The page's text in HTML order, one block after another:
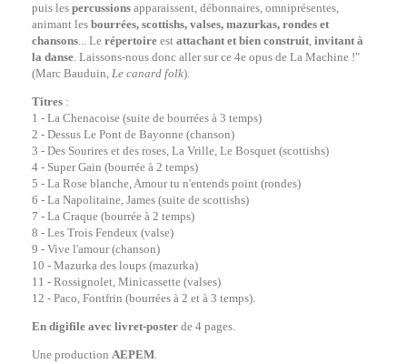
puis les percussions apparaissent, débonnaires, omniprésentes,
animant les bourrées, scottishs, valses, mazurkas, rondes et
chansons... Le répertoire est attachant et bien construit, invitant à
la danse. Laissons-nous donc aller sur ce 4e opus de La Machine !"
(Marc Bauduin, Le canard folk).
Titres :
1 - La Chenacoise (suite de bourrées à 3 temps)
2 - Dessus Le Pont de Bayonne (chanson)
3 - Des Sourires et des roses, La Vrille, Le Bosquet (scottishs)
4 - Super Gain (bourrée à 2 temps)
5 - La Rose blanche, Amour tu n'entends point (rondes)
6 - La Napolitaine, James (suite de scottishs)
7 - La Craque (bourrée à 2 temps)
8 - Les Trois Fendeux (valse)
9 - Vive l'amour (chanson)
10 - Mazurka des loups (mazurka)
11 - Rossignolet, Minicassette (valses)
12 - Paco, Fontfrin (bourrées à 2 et à 3 temps).
En digifile avec livret-poster de 4 pages.
Une production AEPEM.